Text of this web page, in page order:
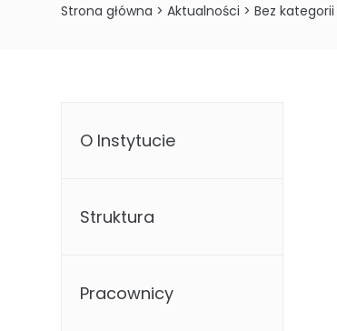
Strona główna >Aktualności >Bez kategorii
O Instytucie
Struktura
Pracownicy